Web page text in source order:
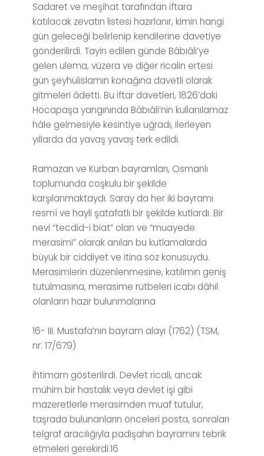
Sadaret ve meşihat tarafından iftara
katılacak zevatın listesi hazırlanır, kimin hangi
gün geleceği belirlenip kendilerine davetiye
gönderilirdi. Tayin edilen günde Bâbıâli’ye
gelen ulema, vüzera ve diğer ricalin ertesi
gün şeyhülislamın konağına davetli olarak
gitmeleri âdetti. Bu iftar davetleri, 1826’daki
Hocapaşa yangınında Bâbıâli’nin kullanılamaz
hâle gelmesiyle kesintiye uğradı, ilerleyen
yıllarda da yavaş yavaş terk edildi.
Ramazan ve Kurban bayramları, Osmanlı
toplumunda coşkulu bir şekilde
karşılanmaktaydı. Saray da her iki bayramı
resmî ve hayli şatafatlı bir şekilde kutlardı. Bir
nevi “tecdid-i biat” olan ve “muayede
merasimi” olarak anılan bu kutlamalarda
büyük bir ciddiyet ve itina söz konusuydu.
Merasimlerin düzenlenmesine, katılımın geniş
tutulmasına, merasime rütbeleri icabı dâhil
olanların hazır bulunmalarına
16- III. Mustafa’nın bayram alayı (1762) (TSM,
nr. 17/679)
ihtimam gösterilirdi. Devlet ricali, ancak
mühim bir hastalık veya devlet işi gibi
mazeretlerle merasimden muaf tutulur,
taşrada bulunanların önceleri posta, sonraları
telgraf aracılığıyla padişahın bayramını tebrik
etmeleri gerekirdi.16